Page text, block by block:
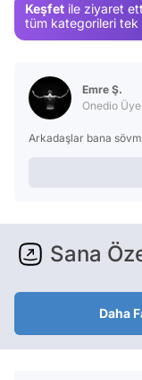
Keşfet ile ziyaret
tüm kategorileri tek
Emre Ş.
Onedio
Arkadaşlar bana
Sana
Daha